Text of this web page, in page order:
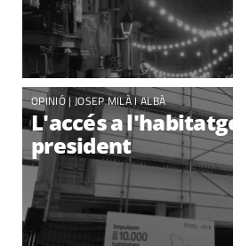
OPINIÓ |JOSEP MILÀ I ALBÀ
L'accés a
president